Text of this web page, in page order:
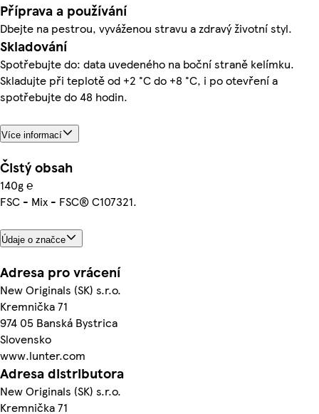
Příprava a používání
Dbejte na pestrou, vyváženou stravu a zdravý životní styl.
Skladování
Spotřebujte do: data uvedeného na boční straně kelímku.
Skladujte při teplotě od +2 °C do +8 °C, i po otevření a
spotřebujte do 48 hodin.
Více informací
Čistý obsah
140g ℮
FSC - Mix - FSC® C107321.
Údaje o značce
Adresa pro vrácení
New Originals (SK) s.r.o.
Kremnička 71
974 05 Banská Bystrica
Slovensko
www.lunter.com
Adresa distributora
New Originals (SK) s.r.o.
Kremnička 71